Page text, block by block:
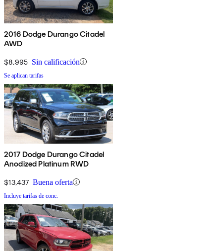
2016 Dodge Durango Citadel
AWD
$8,995 Sin calificación
Se aplican tarifas
2017 Dodge Durango Citadel
Anodized Platinum RWD
$13,437 Buena oferta
Incluye tarifas de conc.